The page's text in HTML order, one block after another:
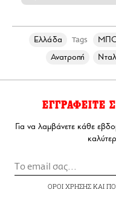
Ελλάδα Tags
Ανατροπή
ΕΓΓΡΑΦΕΙΤΕ
Για να λαμβάνετε κάθε
ΟΡΟΙ ΧΡΗΣΗΣΚΑΙ